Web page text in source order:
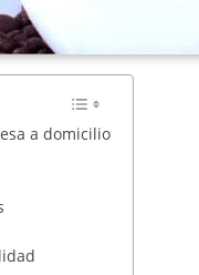
a domicilio